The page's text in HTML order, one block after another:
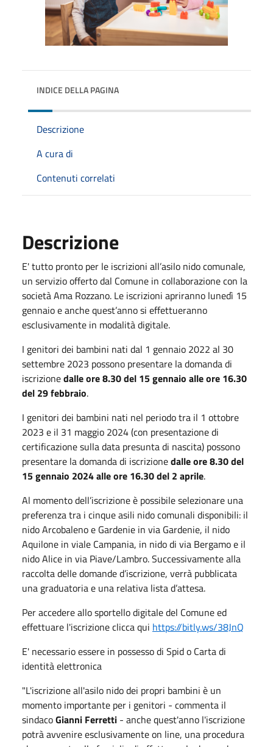
INDICE DELLA PAGINA
Descrizione
A cura di
Contenuti correlati
Descrizione
E' tutto pronto per le iscrizioni all’asilo nido comunale,
un servizio offerto dal Comune in collaborazione con la
società Ama Rozzano. Le iscrizioni apriranno lunedì 15
gennaio e anche quest’anno si effettueranno
esclusivamente in modalità digitale.
I genitori dei bambini nati dal 1 gennaio 2022 al 30
settembre 2023 possono presentare la domanda di
iscrizionedalle ore 8.30 del 15 gennaio alle ore 16.30
del 29 febbraio.
I genitori dei bambini nati nel periodo tra il 1 ottobre
2023 e il 31 maggio 2024 (con presentazione di
certificazione sulla data presunta di nascita) possono
presentare la domanda di iscrizionedalle ore 8.30 del
15 gennaio 2024 alle ore 16.30 del 2 aprile.
Al momento dell’iscrizione è possibile selezionare una
preferenza tra i cinque asili nido comunali disponibili: il
nido Arcobaleno e Gardenie in via Gardenie, il nido
Aquilone in viale Campania, in nido di via Bergamo e il
nido Alice in via Piave/Lambro. Successivamente alla
raccolta delle domande d’iscrizione, verrà pubblicata
una graduatoria e una relativa lista d’attesa.
Per accedere allo sportello digitale del Comune ed
effettuare l'iscrizione clicca qui https://bitly.ws/38JnQ
E' necessario essere in possesso di Spid o Carta di
identità elettronica
"L'iscrizione all'asilo nido dei propri bambini è un
momento importante per i genitori - commenta il
sindacoGianni Ferretti - anche quest'anno l'iscrizione
potrà avvenire esclusivamente on line, una procedura